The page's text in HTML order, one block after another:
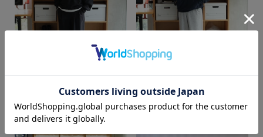
web store BINGOYA
web store BINGOYA